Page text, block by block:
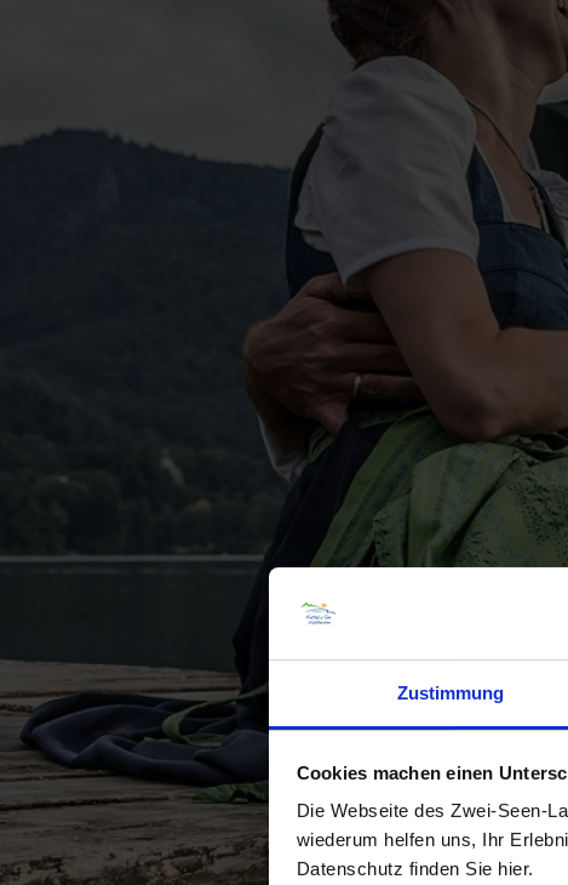
Zustimmung
Cookies machen einen
Die Webseite des Zwei-Seen-
wiederum helfen uns, Ihr
Datenschutz finden Sie hier.